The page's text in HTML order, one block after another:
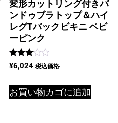
変形カットリング付きバ
ンドゥブラトップ＆ハイ
レグTバックビキニ ベビ
ーピンク
5段階
の評価
¥6,024 税込価格
お買い物カゴに追加